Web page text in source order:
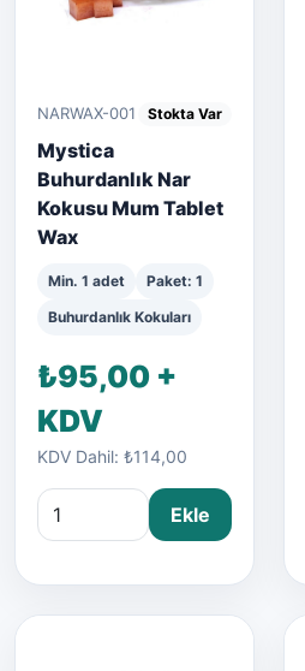
NARWAX-001 Stokta Var
Mystica
Buhurdanlık Nar
Kokusu Mum Tablet
Wax
Min. 1 adet
Paket: 1
Buhurdanlık Kokuları
₺95,00 +
KDV
KDV Dahil: ₺114,00
Ekle